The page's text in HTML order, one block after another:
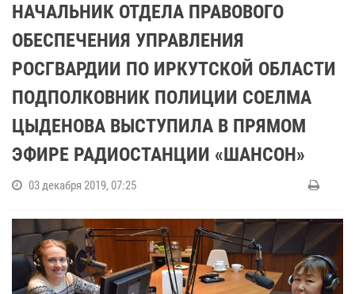
НАЧАЛЬНИК ОТДЕЛА ПРАВОВОГО
ОБЕСПЕЧЕНИЯ УПРАВЛЕНИЯ
РОСГВАРДИИ ПО ИРКУТСКОЙ ОБЛАСТИ
ПОДПОЛКОВНИК ПОЛИЦИИ СОЕЛМА
ЦЫДЕНОВА ВЫСТУПИЛА В ПРЯМОМ
ЭФИРЕ РАДИОСТАНЦИИ «ШАНСОН»
03 декабря 2019, 07:25